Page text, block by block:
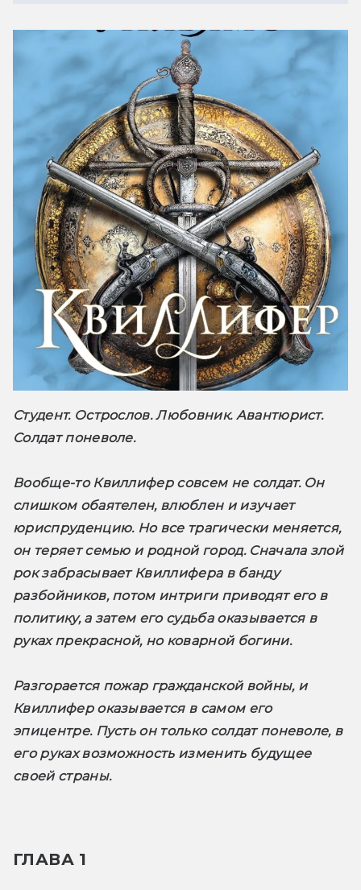
Студент. Острослов. Любовник. Авантюрист.
Солдат поневоле.
Вообще-то Квиллифер совсем не солдат. Он
слишком обаятелен, влюблен и изучает
юриспруденцию. Но все трагически меняется,
он теряет семью и родной город. Сначала злой
рок забрасывает Квиллифера в банду
разбойников, потом интриги приводят его в
политику, а затем его судьба оказывается в
руках прекрасной, но коварной богини.
Разгорается пожар гражданской войны, и
Квиллифер оказывается в самом его
эпицентре. Пусть он только солдат поневоле, в
его руках возможность изменить будущее
своей страны.
ГЛАВА 1